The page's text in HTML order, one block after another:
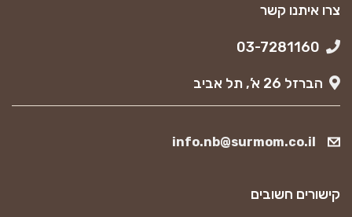
צרו איתנו קשר
הברזל 26 א’, תל אביב
info.nb@surmom.co.il
קישורים חשובים